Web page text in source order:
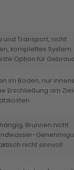
und Transport, nicht
komplettes System
Option für
im Boden, nur
Erschließung am
Brunnen nicht
nicht sinnvoll